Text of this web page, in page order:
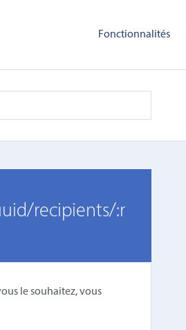
Fonctionnalités
recipients/:r
le souhaitez, vous